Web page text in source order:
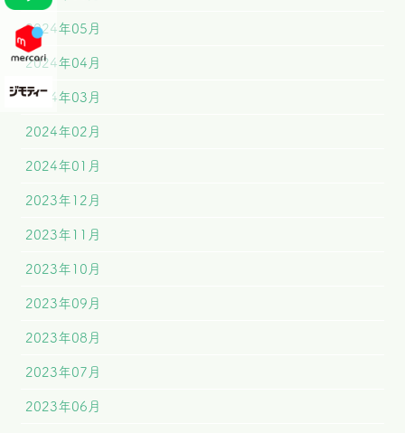
2024年05月
2024年04月
2024年03月
2024年02月
2024年01月
2023年12月
2023年11月
2023年10月
2023年09月
2023年08月
2023年07月
2023年06月